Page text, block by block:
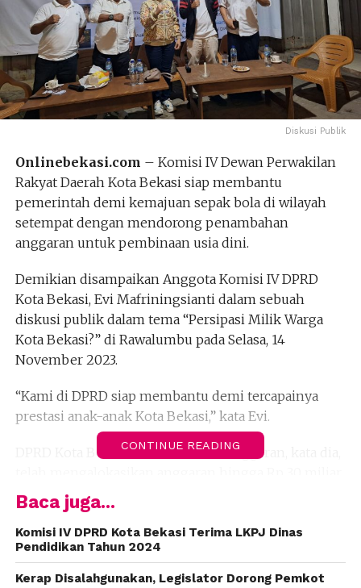
Diskusi Publik
Onlinebekasi.com – Komisi IV Dewan Perwakilan
Rakyat Daerah Kota Bekasi siap membantu
pemerintah demi kemajuan sepak bola di wilayah
setempat dengan mendorong penambahan
anggaran untuk pembinaan usia dini.
Demikian disampaikan Anggota Komisi IV DPRD
Kota Bekasi, Evi Mafriningsianti dalam sebuah
diskusi publik dalam tema “Persipasi Milik Warga
Kota Bekasi?” di Rawalumbu pada Selasa, 14
November 2023.
“Kami di DPRD siap membantu demi tercapainya
prestasi anak-anak Kota Bekasi,” kata Evi.
DPRD Kota Bekasi melalui Badan Anggaran, kata dia,
kepada Komite Olah Raga Nasional Indonesia (KONI)
Kota Bekasi tahun 2024 mendatang. Anggaran
dalam bentuk hibah itu untuk semua cabang olah
raga di Kota Bekasi.
CONTINUE READING
Baca juga...
Komisi IV DPRD Kota Bekasi Terima LKPJ Dinas
Pendidikan Tahun 2024
Kerap Disalahgunakan, Legislator Dorong Pemkot